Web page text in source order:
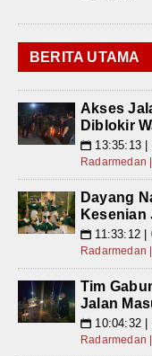
BERITA UTAMA
Akses
Diblokir
📅 13:35:13
Radarmedan
Dayang
Kesenian
📅 11:33:12
Radarmedan
Tim
Jalan
📅 10:04:32
Radarmedan